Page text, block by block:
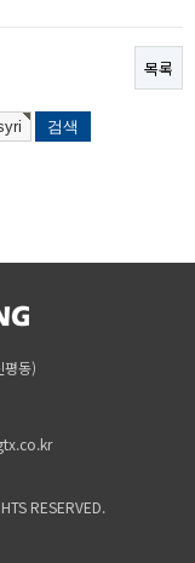
목록
평동)
RESERVED.